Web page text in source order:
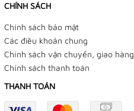
CHÍNH SÁCH
Chính sách bảo mật
Các điều khoản chung
Chính sách vận chuyển, giao hàng
Chính sách thanh toán
THANH TOÁN